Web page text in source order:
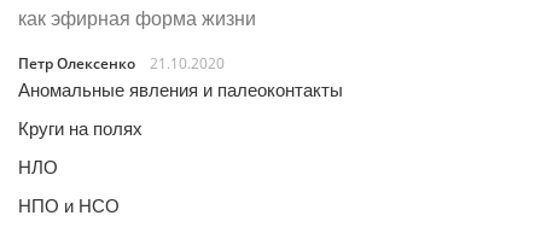
как эфирная форма жизни
Петр Олексенко
21.10.2020
Аномальные явления и палеоконтакты
Круги на полях
НЛО
НПО и НСО